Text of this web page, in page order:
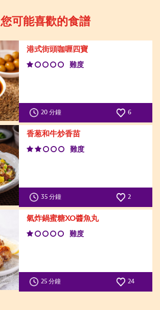
您可能喜歡的食譜
港式街頭咖喱四寶
難度
20 分鐘 6
香葱和牛炒香苗
難度
35 分鐘 2
氣炸鍋蜜糖XO醬魚丸
難度
25 分鐘 24